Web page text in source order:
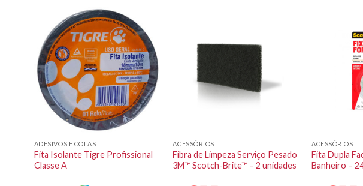
ADESIVOS E COLAS
Fita Isolante Tigre Profissional
Classe A
ACESSÓRIOS
Fibra de Limpeza Serviço Pesado
3M™ Scotch-Brite™ – 2 unidades
ACESSÓRIOS
Fita Dupla
Banheiro –